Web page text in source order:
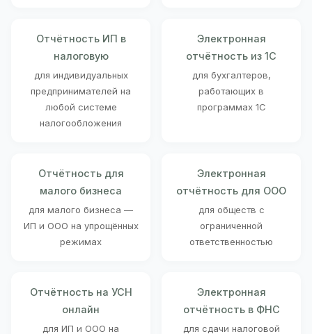
Отчётность ИП в
налоговую
для индивидуальных
предпринимателей на
любой системе
налогообложения
Электронная
отчётность из 1С
для бухгалтеров,
работающих в
программах 1С
Отчётность для
малого бизнеса
для малого бизнеса —
ИП и ООО на упрощённых
режимах
Электронная
отчётность для ООО
для обществ с
ограниченной
ответственностью
Отчётность на УСН
онлайн
для ИП и ООО на
Электронная
отчётность в ФНС
для сдачи налоговой